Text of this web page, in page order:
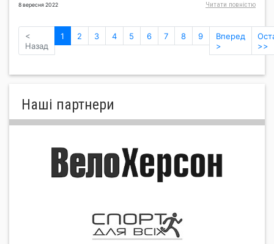
8 вересня 2022 Читати повнiстю
<
Назад
1 (current)
2 3 4 5 6 7 8 9
Вперед
>
>>
Нашi партнери